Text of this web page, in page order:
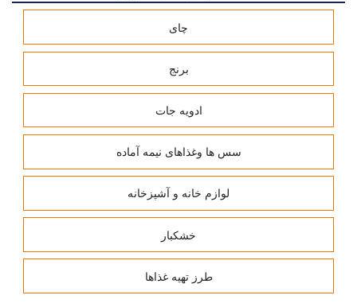
چای
برنج
ادویه جات
سس ها وغذاهای نیمه آماده
لوازم خانه و آشپزخانه
خشکبار
طرز تهیه غذاها